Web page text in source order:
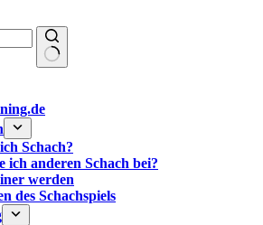
Schach?
ich anderen Schach bei?
werden
des Schachspiels